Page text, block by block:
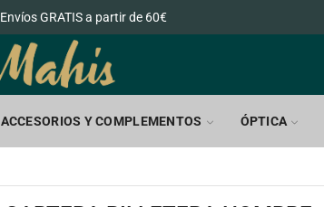
Envíos GRATIS a partir de 60€
ACCESORIOS Y COMPLEMENTOS ÓPTICA